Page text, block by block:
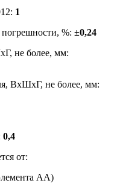
1
%: ±0,24
не более, мм:
ВхШхГ, не более, мм:
0,4
от:
АА)